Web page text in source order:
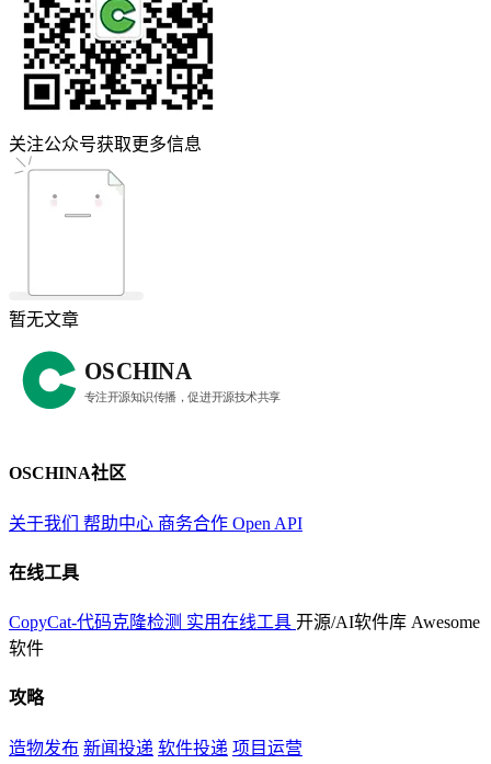
关注公众号获取更多信息
暂无文章
OSCHINA社区
关于我们 帮助中心 商务合作 Open API
在线工具
CopyCat-代码克隆检测 实用在线工具 开源/AI软件库 Awesome
软件
攻略
造物发布 新闻投递 软件投递 项目运营